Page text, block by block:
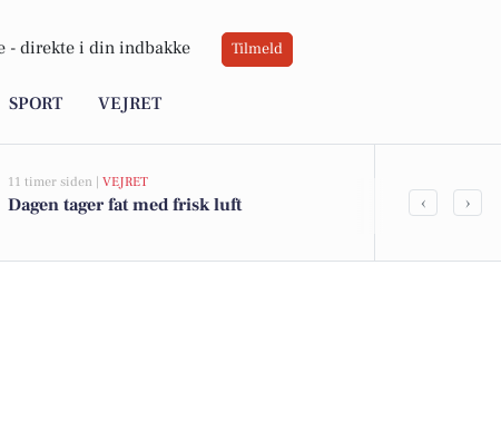
- direkte i din indbakke Tilmeld
SPORT VEJRET
11 timer siden | VEJRET
Dagen tager fat med frisk luft
Grøn
‹ ›